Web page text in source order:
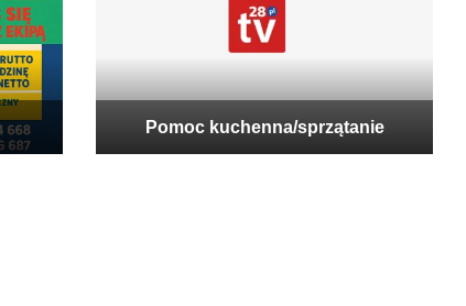
Pomoc kuchenna/sprzątanie